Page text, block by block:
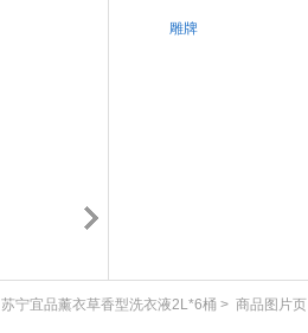
雕牌
苏宁宜品薰衣草香型洗衣液2L*6桶 > 商品图片页